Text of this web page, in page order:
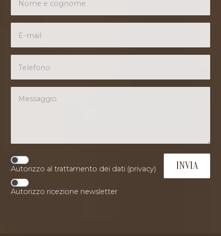
Autorizzo al trattamento dei dati (privacy)
Autorizzo ricezione newsletter